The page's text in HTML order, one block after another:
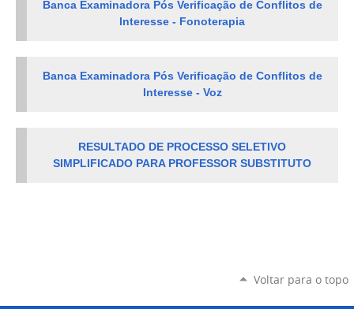
Banca Examinadora Pós Verificação de Conflitos de
Interesse - Fonoterapia
Banca Examinadora Pós Verificação de Conflitos de
Interesse - Voz
RESULTADO DE PROCESSO SELETIVO
SIMPLIFICADO PARA PROFESSOR SUBSTITUTO
Voltar para o topo